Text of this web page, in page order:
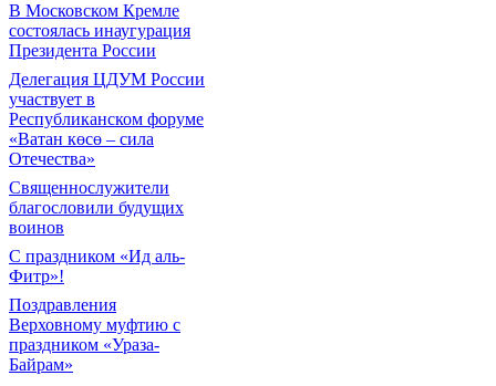
В Московском Кремле
состоялась инаугурация
Президента России
Делегация ЦДУМ России
участвует в
Республиканском форуме
«Ватан көсө – сила
Отечества»
Священнослужители
благословили будущих
воинов
С праздником «Ид аль-
Фитр»!
Поздравления
Верховному муфтию с
праздником «Ураза-
Байрам»